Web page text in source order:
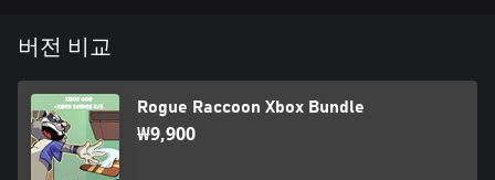
버전 비교
Rogue Raccoon Xbox Bundle
₩9,900